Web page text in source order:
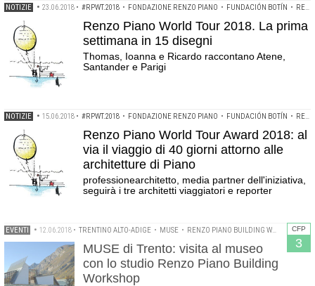
NOTIZIE • 23.06.2018 • #RPWT.2018 • FONDAZIONE RENZO PIANO • FUNDACIÓN BOTÍN • RENZO PIANO
Renzo Piano World Tour 2018. La prima
settimana in 15 disegni
Thomas, Ioanna e Ricardo raccontano Atene,
Santander e Parigi
NOTIZIE • 15.06.2018 • #RPWT.2018 • FONDAZIONE RENZO PIANO • FUNDACIÓN BOTÍN • RENZO PIANO
Renzo Piano World Tour Award 2018: al
via il viaggio di 40 giorni attorno alle
architetture di Piano
professionearchitetto, media partner dell'iniziativa,
seguirà i tre architetti viaggiatori e reporter
CFP
3
EVENTI • 12.06.2018 • TRENTINO ALTO-ADIGE • MUSE • RENZO PIANO BUILDING WORKSHOP
MUSE di Trento: visita al museo
con lo studio Renzo Piano Building
Workshop